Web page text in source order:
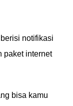
notifikasi
paket internet
bisa kamu